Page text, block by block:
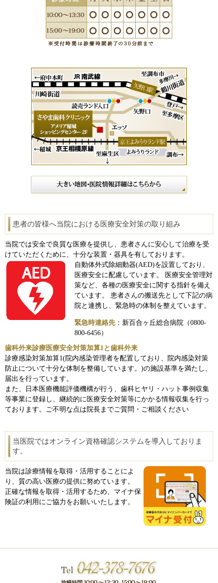
患者の皆様へ当院における医療安全対策の取り組み
当院では安全で良質な医療を提供し、患者さんに安心して治療を受
けていただくために、十分な装置・器具を有しております。
自動体外式除細動器(AED)を設置しており、
医療安全に配慮しています。 医療安全管理対
策など、各種の医療安全に関する指針を備え
ています。 患者さんの搬送先として下記の病
院と連携し、緊急時の体制を整えています。
緊急時連絡先：新百合ヶ丘総合病院（0800‐
800‐6456）
歯科外来診療医療安全対策加算1と歯科外来
診療感染対策加算1(院内感染管理者を配置しており、院内感染対策
防止について十分な体制を整備しています。)の施設基準を満たし、
届出を行っています。
また、日本医療機能評価機構が行う、歯科ヒヤリ・ハット事例収集
等事業に登録し、継続的に医療安全対策等にかかる情報収集を行っ
ております。ご不明な点は院長までご質問・ご相談ください
当医院ではオンライン資格確認システムを導入しておりま
す。
当院は診療情報を取得・活用することによ
り、質の高い医療の提供に努めています。
正確な情報を取得・活用するため、マイナ保
険証の利用にご協力をお願いいたします。